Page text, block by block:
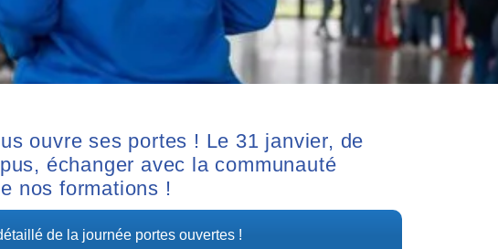
ouvre ses portes ! Le 31 janvier, de
échanger avec la communauté
nos formations !
de la journée portes ouvertes !